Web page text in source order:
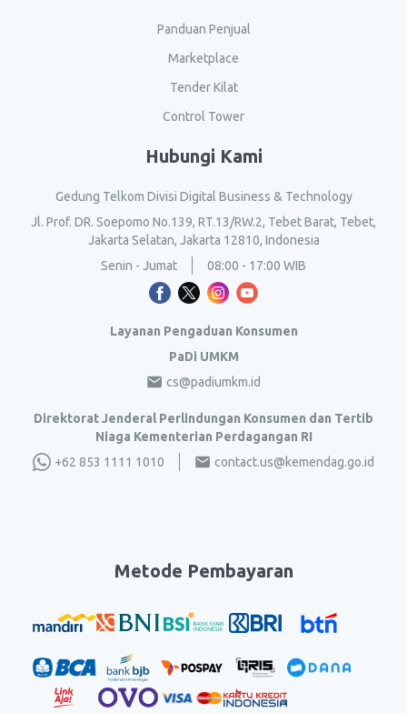
Panduan Penjual
Marketplace
Tender Kilat
Control Tower
Hubungi Kami
Gedung Telkom Divisi Digital Business & Technology
Jl. Prof. DR. Soepomo No.139, RT.13/RW.2, Tebet Barat, Tebet,
Jakarta Selatan, Jakarta 12810, Indonesia
Senin - Jumat
08:00 - 17:00 WIB
Layanan Pengaduan Konsumen
PaDi UMKM
cs@padiumkm.id
Direktorat Jenderal Perlindungan Konsumen dan Tertib
Niaga Kementerian Perdagangan RI
+62 853 1111 1010
contact.us@kemendag.go.id
Metode Pembayaran